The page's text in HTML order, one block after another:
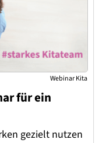
Webinar Kita
für ein
gezielt nutzen